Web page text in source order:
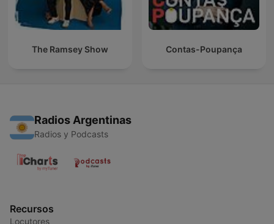
The Ramsey Show Contas-Poupança
Radios Argentinas
Radios y Podcasts
Recursos
Locutores